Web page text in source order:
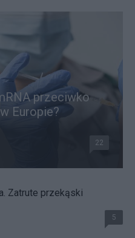
przeciwko
Europie?
22
Zatrute przekąski
5